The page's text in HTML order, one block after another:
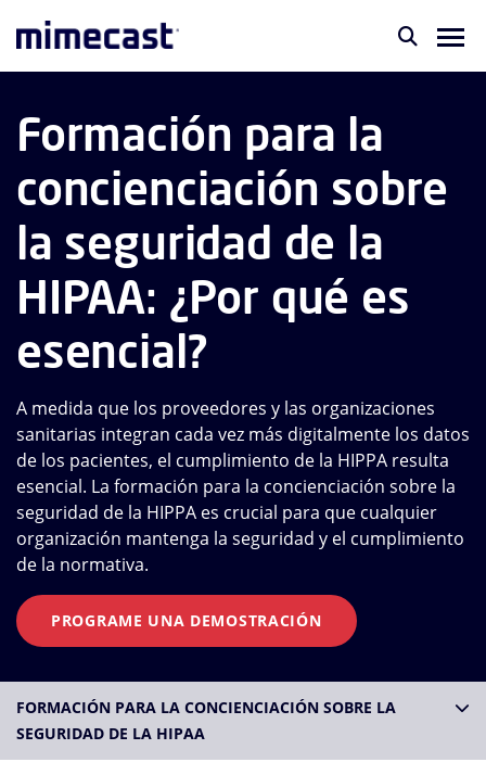
Formación para la
concienciación sobre
la seguridad de la
HIPAA: ¿Por qué es
esencial?
A medida que los proveedores y las organizaciones
sanitarias integran cada vez más digitalmente los datos
de los pacientes, el cumplimiento de la HIPPA resulta
esencial. La formación para la concienciación sobre la
seguridad de la HIPPA es crucial para que cualquier
organización mantenga la seguridad y el cumplimiento
de la normativa.
PROGRAME UNA DEMOSTRACIÓN
FORMACIÓN PARA LA CONCIENCIACIÓN SOBRE LA
SEGURIDAD DE LA HIPAA